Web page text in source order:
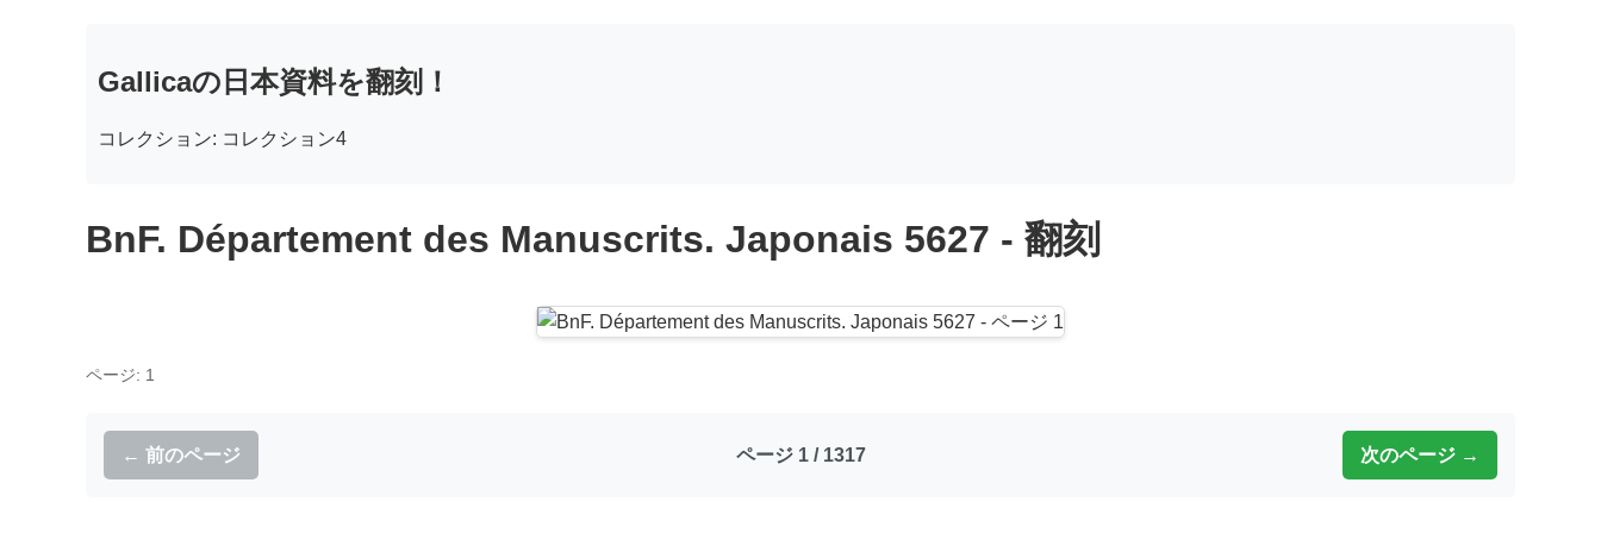
Gallicaの日本資料を翻刻！
コレクション: コレクション4
BnF. Département des Manuscrits. Japonais 5627 - 翻刻
ページ: 1
← 前のページ ページ 1 / 1317 次のページ →